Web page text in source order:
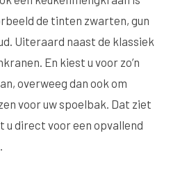
de tinten zwarten, gun
Uiteraard naast de klassiek
En kiest u voor zo’n
overweeg dan ook om
voor uw spoelbak. Dat ziet
u direct voor een opvallend